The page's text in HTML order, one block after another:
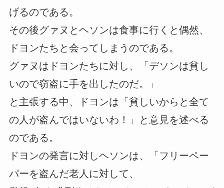
げるのである。
その後グァヌとヘソンは食事に行くと偶然、
ドヨンたちと会ってしまうのである。
グァヌはドヨンたちに対し、「デソンは貧し
いので窃盗に手を出したのだ。」
と主張する中、ドヨンは「貧しいからと全て
の人が盗んではいないわ！」と意見を述べる
のである。
ドヨンの発言に対しヘソンは、「フリーペー
パーを盗んだ老人に対して、